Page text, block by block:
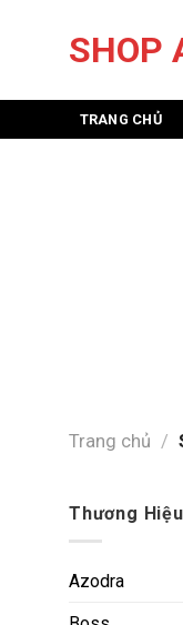
SHOP
TRANG CHỦ
Trang chủ /
Thương Hiệu
Azodra